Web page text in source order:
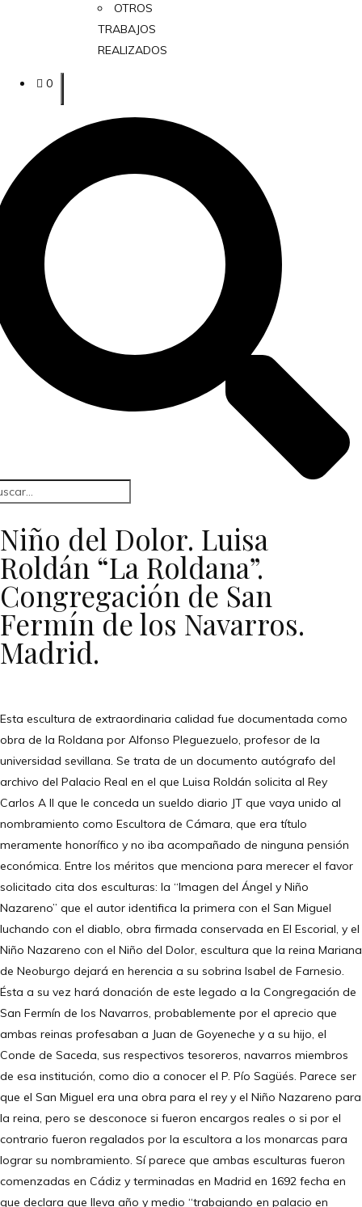
OTROS
TRABAJOS
REALIZADOS
0
Niño del Dolor. Luisa
Roldán “La Roldana”.
Congregación de San
Fermín de los Navarros.
Madrid.
Esta escultura de extraordinaria calidad fue documentada como
obra de la Roldana por Alfonso Pleguezuelo, profesor de la
universidad sevillana. Se trata de un documento autógrafo del
archivo del Palacio Real en el que Luisa Roldán solicita al Rey
Carlos A II que le conceda un sueldo diario JT que vaya unido al
nombramiento como Escultora de Cámara, que era título
meramente honorífico y no iba acompañado de ninguna pensión
económica. Entre los méritos que menciona para merecer el favor
solicitado cita dos esculturas: la “Imagen del Ángel y Niño
Nazareno” que el autor identifica la primera con el San Miguel
luchando con el diablo, obra firmada conservada en El Escorial, y el
Niño Nazareno con el Niño del Dolor, escultura que la reina Mariana
de Neoburgo dejará en herencia a su sobrina Isabel de Farnesio.
Ésta a su vez hará donación de este legado a la Congregación de
San Fermín de los Navarros, probablemente por el aprecio que
ambas reinas profesaban a Juan de Goyeneche y a su hijo, el
Conde de Saceda, sus respectivos tesoreros, navarros miembros
de esa institución, como dio a conocer el P. Pío Sagüés. Parece ser
que el San Miguel era una obra para el rey y el Niño Nazareno para
la reina, pero se desconoce si fueron encargos reales o si por el
contrario fueron regalados por la escultora a los monarcas para
lograr su nombramiento. Sí parece que ambas esculturas fueron
comenzadas en Cádiz y terminadas en Madrid en 1692 fecha en
que declara que lleva año y medio “trabajando en palacio en